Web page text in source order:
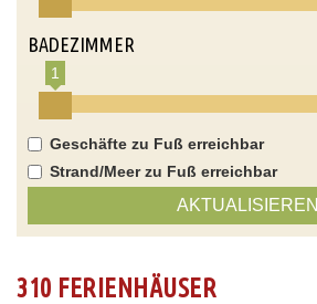
BADEZIMMER
1
Geschäfte zu Fuß erreichbar
Strand/Meer zu Fuß erreichbar
AKTUALISIEREN
310 FERIENHÄUSER